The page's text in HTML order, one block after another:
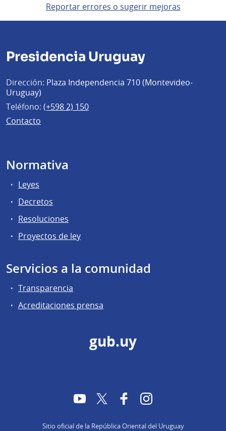
Reportar errores o sugerir mejoras
Presidencia Uruguay
Dirección: Plaza Independencia 710 (Montevideo-
Uruguay)
Teléfono: (+598 2) 150
Contacto
Normativa
Leyes
Decretos
Resoluciones
Proyectos de ley
Servicios a la comunidad
Transparencia
Acreditaciones prensa
gub.uy
YouTubeTwitter FacebookInstagram
Sitio oficial de la República Oriental del Uruguay